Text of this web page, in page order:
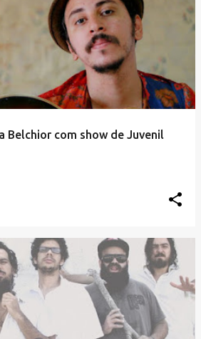
Belchior com show de Juvenil